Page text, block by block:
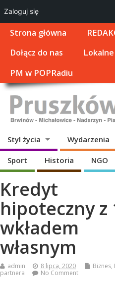
Strona główna
Dołącz do nas
Lokalne
PM w POPRadiu
Styl życia Wydarzenia
Sport Historia NGO
Kredyt
hipoteczny z
wkładem
własnym
admin 8 lipca, 2020 Biznes,
partnera
No Comment
Zaloguj się